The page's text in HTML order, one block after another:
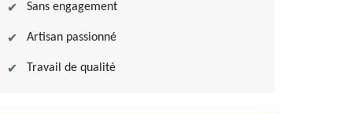
Sans engagement
Artisan passionné
Travail de qualité